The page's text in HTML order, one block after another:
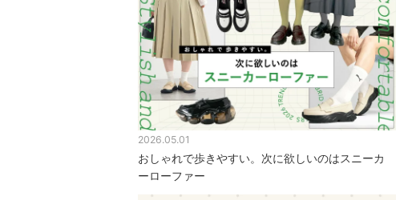
2026.05.01
おしゃれで歩きやすい。次に欲しいのはスニーカ
ーローファー